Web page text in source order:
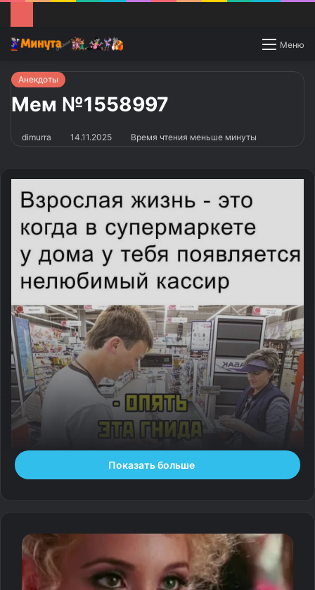
Меню
Switch
Анекдоты
Мем №1558997
dimurra 14.11.2025 Время чтения меньше минуты
— По материалам
Показать больше